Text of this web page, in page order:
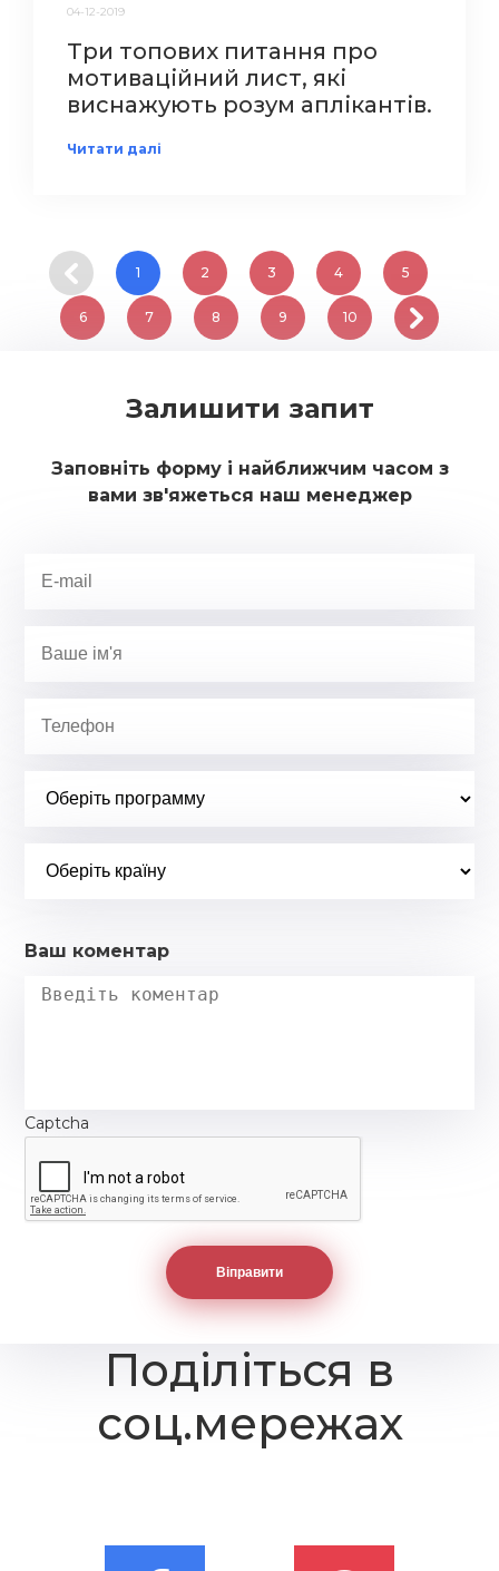
04-12-2019
Три топових питання про
мотиваційний лист, які
виснажують розум аплікантів.
Читати далі
1 2 3 4 5
6 7 8 9 10
Залишити запит
Заповніть форму і найближчим часом з
вами зв'яжеться наш менеджер
Ваш коментар
Captcha
Поділіться в
соц.мережах